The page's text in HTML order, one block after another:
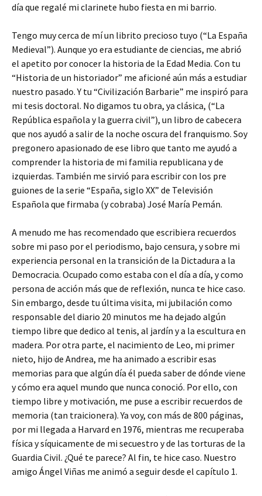
día que regalé mi clarinete hubo fiesta en mi barrio.
Tengo muy cerca de mí un librito precioso tuyo (“La España
Medieval”). Aunque yo era estudiante de ciencias, me abrió
el apetito por conocer la historia de la Edad Media. Con tu
“Historia de un historiador” me aficioné aún más a estudiar
nuestro pasado. Y tu “Civilización Barbarie” me inspiró para
mi tesis doctoral. No digamos tu obra, ya clásica, (“La
República española y la guerra civil”), un libro de cabecera
que nos ayudó a salir de la noche oscura del franquismo. Soy
pregonero apasionado de ese libro que tanto me ayudó a
comprender la historia de mi familia republicana y de
izquierdas. También me sirvió para escribir con los pre
guiones de la serie “España, siglo XX” de Televisión
Española que firmaba (y cobraba) José María Pemán.
A menudo me has recomendado que escribiera recuerdos
sobre mi paso por el periodismo, bajo censura, y sobre mi
experiencia personal en la transición de la Dictadura a la
Democracia. Ocupado como estaba con el día a día, y como
persona de acción más que de reflexión, nunca te hice caso.
Sin embargo, desde tu última visita, mi jubilación como
responsable del diario 20 minutos me ha dejado algún
tiempo libre que dedico al tenis, al jardín y a la escultura en
madera. Por otra parte, el nacimiento de Leo, mi primer
nieto, hijo de Andrea, me ha animado a escribir esas
memorias para que algún día él pueda saber de dónde viene
y cómo era aquel mundo que nunca conoció. Por ello, con
tiempo libre y motivación, me puse a escribir recuerdos de
memoria (tan traicionera). Ya voy, con más de 800 páginas,
por mi llegada a Harvard en 1976, mientras me recuperaba
física y síquicamente de mi secuestro y de las torturas de la
Guardia Civil. ¿Qué te parece? Al fin, te hice caso. Nuestro
amigo Ángel Viñas me animó a seguir desde el capítulo 1.